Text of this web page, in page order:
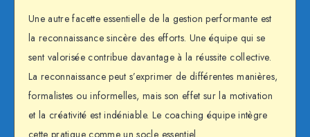
Une autre facette essentielle de la gestion performante est
la reconnaissance sincère des efforts. Une équipe qui se
sent valorisée contribue davantage à la réussite collective.
La reconnaissance peut s’exprimer de différentes manières,
formalistes ou informelles, mais son effet sur la motivation
et la créativité est indéniable. Le coaching équipe intègre
cette pratique comme un socle essentiel.